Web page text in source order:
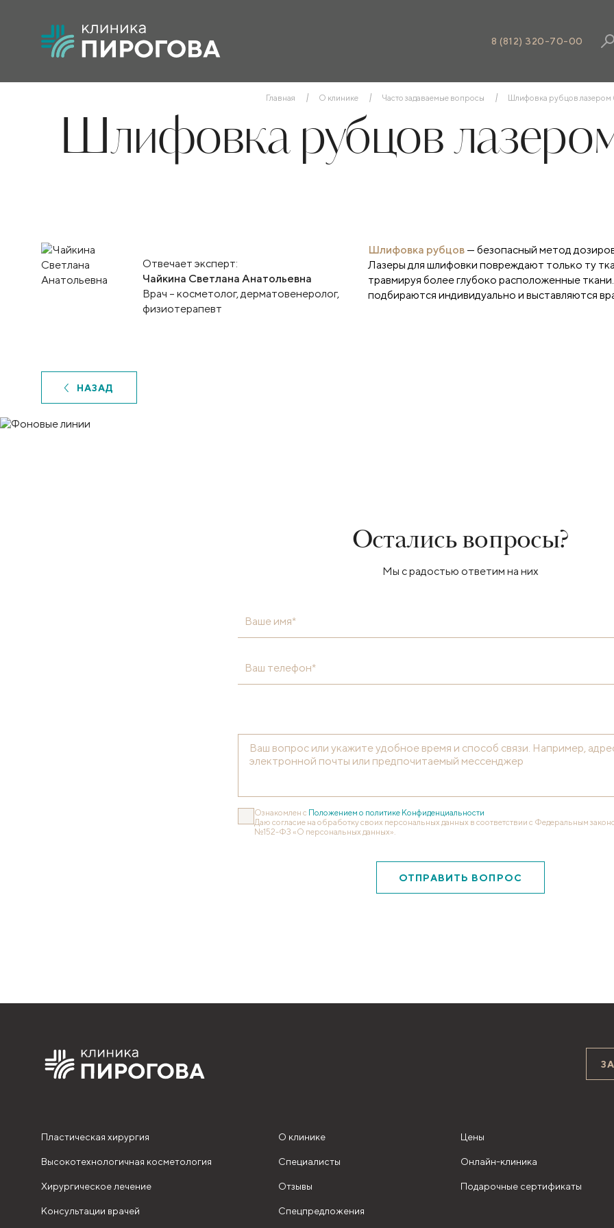
8 (812) 320-70-00
Главная О клинике Часто задаваемые вопросы Шлифовка рубцов лазером
Шлифовка рубцов
Отвечает эксперт:
Чайкина Светлана Анатольевна
Врач – косметолог, дерматовенеролог,
физиотерапевт
Шлифовка рубцов — безопасный метод
Лазеры для шлифовки повреждают только ту
травмируя более глубоко расположенные
подбираются индивидуально и выставляются
НАЗАД
Остались вопросы?
Мы с радостью ответим на них
Ваше имя*
Ваш телефон*
Ознакомлен с Положением о политике Конфиденциальности
Даю согласие на обработку своих персональных данных в соответствии с Федеральным
№152-ФЗ «О персональных данных».
ОТПРАВИТЬ ВОПРОС
Пластическая хирургия
Высокотехнологичная косметология
Хирургическое лечение
Консультации врачей
О клинике
Специалисты
Отзывы
Спецпредложения
Цены
Онлайн-клиника
Подарочные сертификаты